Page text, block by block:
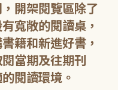
開架閱覽區除了
寬敞的閱讀桌，
籍和新進好書，
當期及往期刊
閱讀環境。